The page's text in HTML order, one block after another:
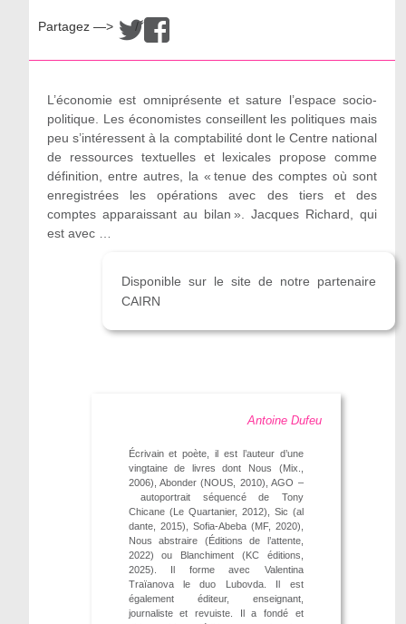
Partagez —> /
L’économie est omniprésente et sature l’espace socio-
politique. Les économistes conseillent les politiques mais
peu s’intéressent à la comptabilité dont le Centre national
de ressources textuelles et lexicales propose comme
définition, entre autres, la « tenue des comptes où sont
enregistrées les opérations avec des tiers et des
comptes apparaissant au bilan ». Jacques Richard, qui
est avec …
Disponible sur le site de notre partenaire
CAIRN
Antoine Dufeu
Écrivain et poète, il est l’auteur d’une
vingtaine de livres dont Nous (Mix.,
2006), Abonder (NOUS, 2010), AGO –
autoportrait séquencé de Tony
Chicane (Le Quartanier, 2012), Sic (al
dante, 2015), Sofia-Abeba (MF, 2020),
Nous abstraire (Éditions de l’attente,
2022) ou Blanchiment (KC éditions,
2025). Il forme avec Valentina
Traïanova le duo Lubovda. Il est
également éditeur, enseignant,
journaliste et revuiste. Il a fondé et